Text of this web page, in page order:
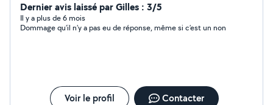
Dernier avis laissé par Gilles : 3/5
Il y a plus de 6 mois
Dommage qu’il n’y a pas eu de réponse, même si c’est un non
Voir le profil Contacter